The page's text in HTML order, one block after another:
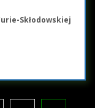
Skłodowskiej